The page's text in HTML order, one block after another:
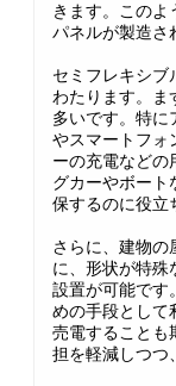
きます。この
パネルが製造さ
セミフレキシブ
わたります。ま
多いです。特に
やスマートフォ
ーの充電などの
グカーやボート
保するのに役立
さらに、建物の
に、形状が特殊
設置が可能です
めの手段として
売電することも
担を軽減しつつ